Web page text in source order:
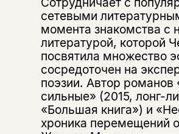
сетевыми
момента знакомства с
литературой, которой
посвятила множество
сосредоточен на
поэзии. Автор романов
сильные» (2015, лонг-
«Большая книга») и
хроника перемещений
Подписка на
Раз в неделю мы
Этой книги
нет в продаже.
Вы можете подписаться на